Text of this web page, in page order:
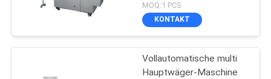
MOQ:1 PCS
KONTAKT
Vollautomatische multi
Hauptwäger-Maschine